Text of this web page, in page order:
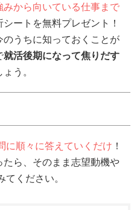
みから向いている仕事まで
ートを無料プレゼント！
うちに知っておくことが
就活後期になって焦りだす
う。
に順々に答えていくだけ ！
ら、そのまま志望動機や
ください。